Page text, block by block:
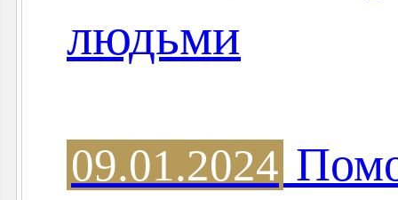
людьми
09.01.2024